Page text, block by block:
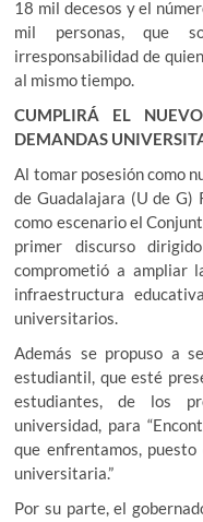
18 mil decesos y el
mil personas, que
irresponsabilidad de
al mismo tiempo.
CUMPLIRÁ EL
DEMANDAS
Al tomar posesión como
de Guadalajara (U de G)
como escenario el
primer discurso
comprometió a ampliar
infraestructura
universitarios.
Además se propuso a
estudiantil, que esté
estudiantes, de los
universidad, para
que enfrentamos,
universitaria.”
Por su parte, el